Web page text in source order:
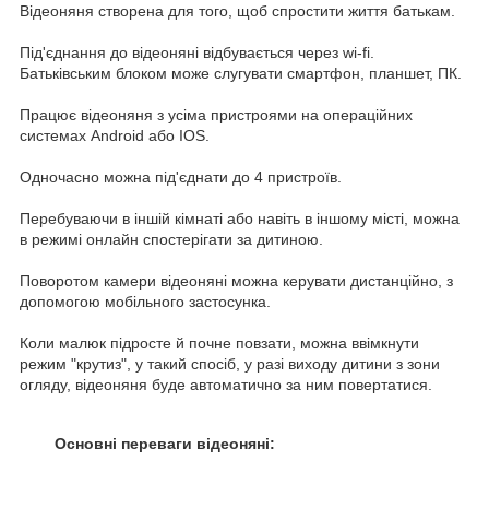
Відеоняня створена для того, щоб спростити життя батькам.
Під'єднання до відеоняні відбувається через wi-fi.
Батьківським блоком може слугувати смартфон, планшет, ПК.
Працює відеоняня з усіма пристроями на операційних
системах Android або IOS.
Одночасно можна під'єднати до 4 пристроїв.
Перебуваючи в іншій кімнаті або навіть в іншому місті, можна
в режимі онлайн спостерігати за дитиною.
Поворотом камери відеоняні можна керувати дистанційно, з
допомогою мобільного застосунка.
Коли малюк підросте й почне повзати, можна ввімкнути
режим "крутиз", у такий спосіб, у разі виходу дитини з зони
огляду, відеоняня буде автоматично за ним повертатися.
Основні переваги відеоняні: